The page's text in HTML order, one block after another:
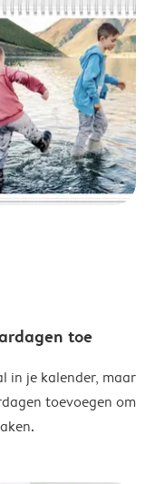
toe
in je kalender, maar
toevoegen om